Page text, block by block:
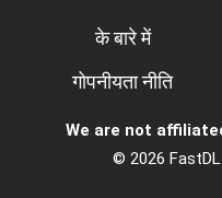
के बारे में
गोपनीयता नीति
We are not
© 2026